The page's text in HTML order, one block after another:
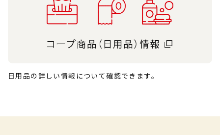
日用品の詳しい情報について確認できます。